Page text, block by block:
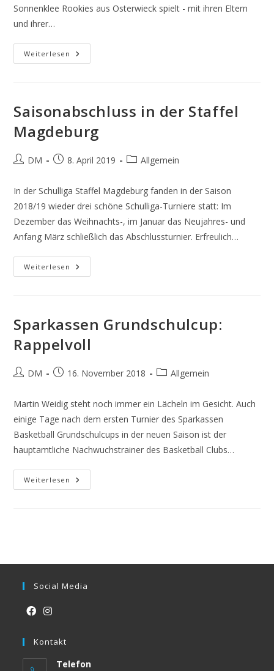
Sonnenklee Rookies aus Osterwieck spielt - mit ihren Eltern
und ihrer…
Weiterlesen Saisonabschluss
In
Saisonabschluss in der Staffel
Magdeburg
Beitrags-
DM
Beitrag8. April 2019
Beitrags-
Allgemein
In der Schulliga Staffel Magdeburg fanden in der Saison
2018/19 wieder drei schöne Schulliga-Turniere statt: Im
Dezember das Weihnachts-, im Januar das Neujahres- und
Anfang März schließlich das Abschlussturnier. Erfreulich…
Weiterlesen Saisonabschluss
In
Sparkassen Grundschulcup:
Rappelvoll
Beitrags-
DM
Beitrag16. November 2018
Beitrags-
Allgemein
Martin Weidig steht noch immer ein Lächeln im Gesicht. Auch
einige Tage nach dem ersten Turnier des Sparkassen
Basketball Grundschulcups in der neuen Saison ist der
hauptamtliche Nachwuchstrainer des Basketball Clubs…
Weiterlesen Sparkassen
Grundschulcup:
Social Media
a
in
a
Kontakt
Telefon